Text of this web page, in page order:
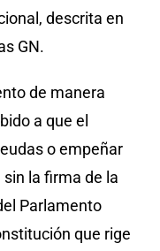
descrita en
GN.
de manera
a que el
o empeñar
la firma de la
Parlamento
que rige